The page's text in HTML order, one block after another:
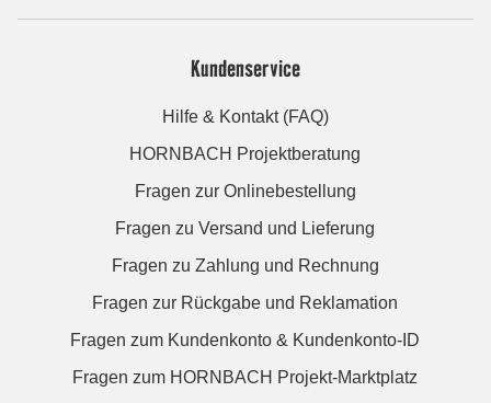
Kundenservice
Hilfe & Kontakt (FAQ)
HORNBACH Projektberatung
Fragen zur Onlinebestellung
Fragen zu Versand und Lieferung
Fragen zu Zahlung und Rechnung
Fragen zur Rückgabe und Reklamation
Fragen zum Kundenkonto & Kundenkonto-ID
Fragen zum HORNBACH Projekt-Marktplatz